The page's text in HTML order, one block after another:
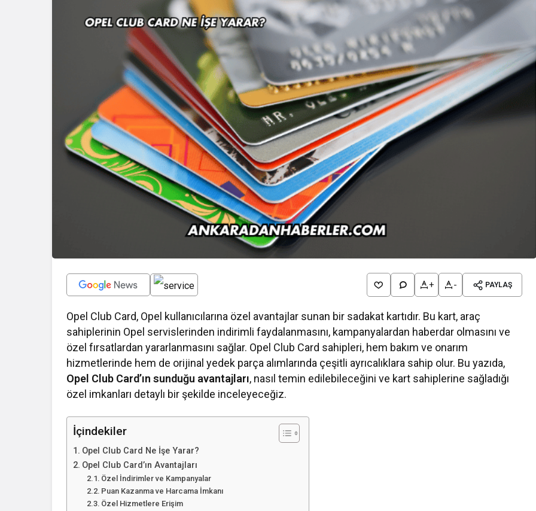
+ - PAYLAŞ
Opel Club Card, Opel kullanıcılarına özel avantajlar sunan bir sadakat kartıdır. Bu kart, araç
sahiplerinin Opel servislerinden indirimli faydalanmasını, kampanyalardan haberdar olmasını ve
özel fırsatlardan yararlanmasını sağlar. Opel Club Card sahipleri, hem bakım ve onarım
hizmetlerinde hem de orijinal yedek parça alımlarında çeşitli ayrıcalıklara sahip olur. Bu yazıda,
Opel Club Card’ın sunduğu avantajları, nasıl temin edilebileceğini ve kart sahiplerine sağladığı
özel imkanları detaylı bir şekilde inceleyeceğiz.
İçindekiler
Opel Club Card Ne İşe Yarar?
Opel Club Card’ın Avantajları
Özel İndirimler ve Kampanyalar
Puan Kazanma ve Harcama İmkanı
Özel Hizmetlere Erişim
Google Bilgi Paneli Nasıl